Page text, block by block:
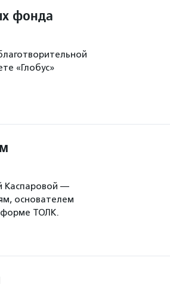
фонда
«Глобус»
Каспаровой —
основателем
ТОЛК.